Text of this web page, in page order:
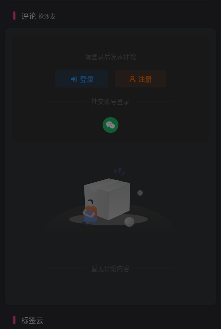
评论 抢沙发
请登录后发表评论
登录 注册
社交账号登录
暂无评论内容
标签云